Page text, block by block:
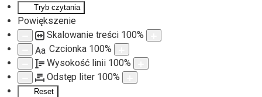
Tryb czytania
Powiększenie
Skalowanie treści 100%
Aa Czcionka 100%
Wysokość linii 100%
Odstęp liter 100%
Reset